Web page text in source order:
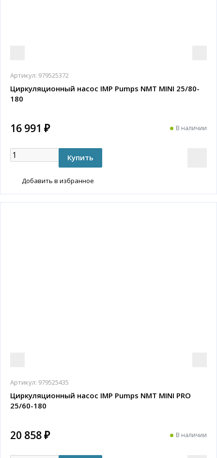
Артикул: 979525372
Циркуляционный насос IMP Pumps NMT MINI 25/80-
180
16 991 ₽ В наличии
Добавить в избранное
Артикул: 979525435
Циркуляционный насос IMP Pumps NMT MINI PRO
25/60-180
20 858 ₽ В наличии